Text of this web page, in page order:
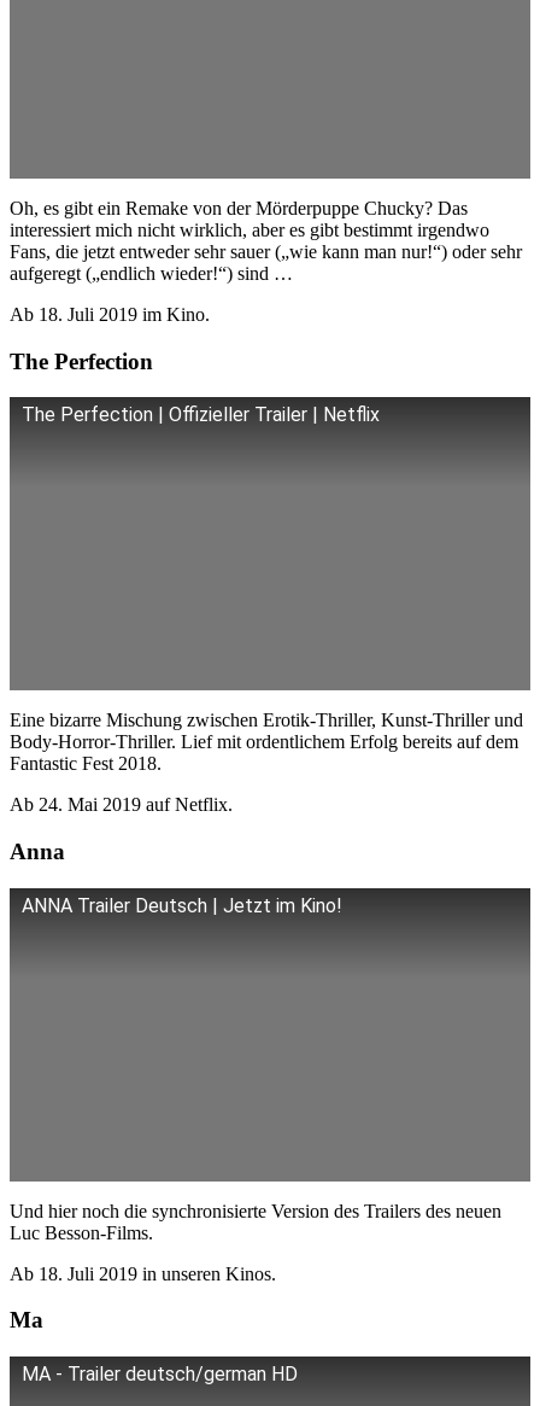
Oh, es gibt ein Remake von der Mörderpuppe Chucky? Das
interessiert mich nicht wirklich, aber es gibt bestimmt irgendwo
Fans, die jetzt entweder sehr sauer („wie kann man nur!“) oder sehr
aufgeregt („endlich wieder!“) sind …
Ab 18. Juli 2019 im Kino.
The Perfection
The Perfection | Offizieller Trailer | Netflix
Eine bizarre Mischung zwischen Erotik-Thriller, Kunst-Thriller und
Body-Horror-Thriller. Lief mit ordentlichem Erfolg bereits auf dem
Fantastic Fest 2018.
Ab 24. Mai 2019 auf Netflix.
Anna
ANNA Trailer Deutsch | Jetzt im Kino!
Und hier noch die synchronisierte Version des Trailers des neuen
Luc Besson-Films.
Ab 18. Juli 2019 in unseren Kinos.
Ma
MA - Trailer deutsch/german HD